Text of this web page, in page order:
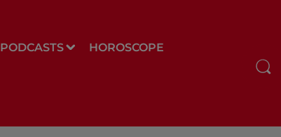
PODCASTS HOROSCOPE